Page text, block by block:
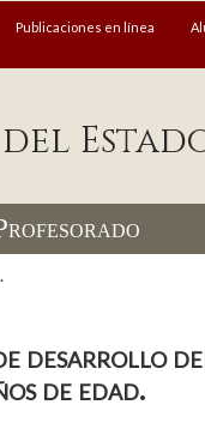
Publicaciones en línea
desarrollo
de edad.